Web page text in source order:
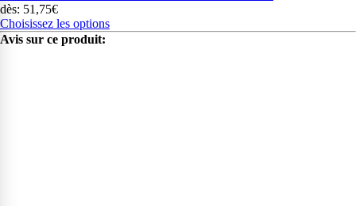
dès: 51,75€
Choisissez les options
Avis sur ce produit: